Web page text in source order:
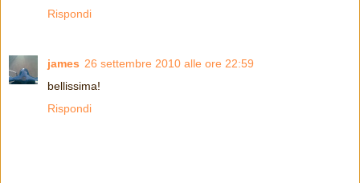
Rispondi
james 26 settembre 2010 alle ore 22:59
bellissima!
Rispondi